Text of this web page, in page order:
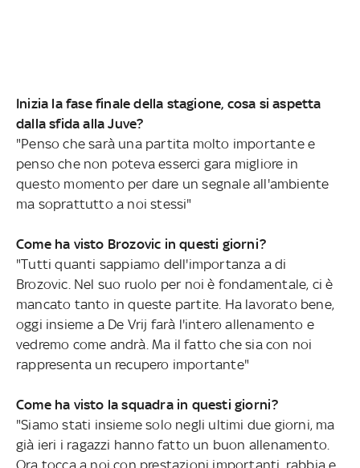
Inizia la fase finale della stagione, cosa si aspetta
dalla sfida alla Juve?
"Penso che sarà una partita molto importante e
penso che non poteva esserci gara migliore in
questo momento per dare un segnale all'ambiente
ma soprattutto a noi stessi"
Come ha visto Brozovic in questi giorni?
"Tutti quanti sappiamo dell'importanza a di
Brozovic. Nel suo ruolo per noi è fondamentale, ci è
mancato tanto in queste partite. Ha lavorato bene,
oggi insieme a De Vrij farà l'intero allenamento e
vedremo come andrà. Ma il fatto che sia con noi
rappresenta un recupero importante"
Come ha visto la squadra in questi giorni?
"Siamo stati insieme solo negli ultimi due giorni, ma
già ieri i ragazzi hanno fatto un buon allenamento.
Ora tocca a noi con prestazioni importanti, rabbia e